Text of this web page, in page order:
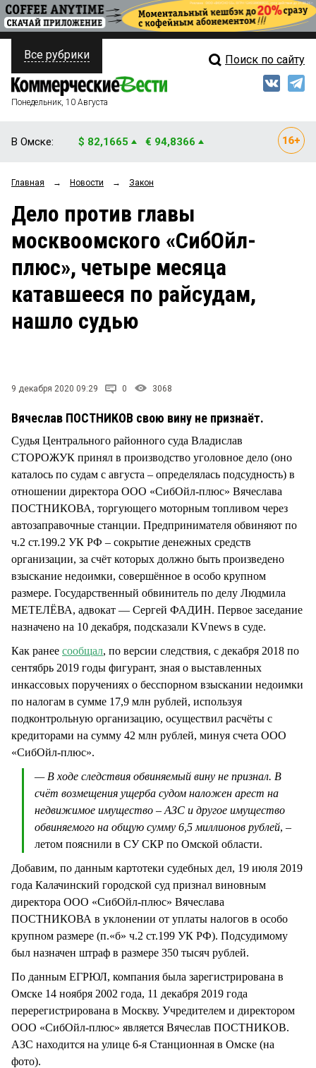
ПОЛИТИКА
ФИНАНСЫ
ОБЩЕСТВО
ЗАКОН
СТИЛЬ ЖИЗНИ
Свежий выпуск
Рейтинги
Блоги
Архив
Все рубрики Поиск по сайту
Понедельник, 10 Августа
В Омске: $ 82,1665 € 94,8366
Главная → Новости → Закон
Дело против главы
москвоомского «СибОйл-
плюс», четыре месяца
катавшееся по райсудам,
нашло судью
9 декабря 2020 09:29 0 3068
Вячеслав ПОСТНИКОВ свою вину не признаёт.
Судья Центрального районного суда Владислав
СТОРОЖУК принял в производство уголовное дело (оно
каталось по судам с августа – определялась подсудность) в
отношении директора ООО «СибОйл-плюс» Вячеслава
ПОСТНИКОВА, торгующего моторным топливом через
автозаправочные станции. Предпринимателя обвиняют по
ч.2 ст.199.2 УК РФ – сокрытие денежных средств
организации, за счёт которых должно быть произведено
взыскание недоимки, совершённое в особо крупном
размере. Государственный обвинитель по делу Людмила
МЕТЕЛЁВА, адвокат — Сергей ФАДИН. Первое заседание
назначено на 10 декабря, подсказали KVnews в суде.
Как ранее сообщал, по версии следствия, с декабря 2018 по
сентябрь 2019 годы фигурант, зная о выставленных
инкассовых поручениях о бесспорном взыскании недоимки
по налогам в сумме 17,9 млн рублей, используя
подконтрольную организацию, осуществил расчёты с
кредиторами на сумму 42 млн рублей, минуя счета ООО
«СибОйл-плюс».
— В ходе следствия обвиняемый вину не признал. В
счёт возмещения ущерба судом наложен арест на
недвижимое имущество – АЗС и другое имущество
обвиняемого на общую сумму 6,5 миллионов рублей, –
летом пояснили в СУ СКР по Омской области.
Добавим, по данным картотеки судебных дел, 19 июля 2019
года Калачинский городской суд признал виновным
директора ООО «СибОйл-плюс» Вячеслава
ПОСТНИКОВА в уклонении от уплаты налогов в особо
крупном размере (п.«б» ч.2 ст.199 УК РФ). Подсудимому
был назначен штраф в размере 350 тысяч рублей.
По данным ЕГРЮЛ, компания была зарегистрирована в
Омске 14 ноября 2002 года, 11 декабря 2019 года
перерегистрирована в Москву. Учредителем и директором
ООО «СибОйл-плюс» является Вячеслав ПОСТНИКОВ.
АЗС находится на улице 6-я Станционная в Омске (на
фото).